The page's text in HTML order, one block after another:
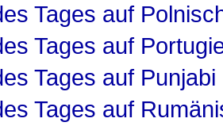
Tages auf
Tages auf
Tages auf Punjabi
Tages auf